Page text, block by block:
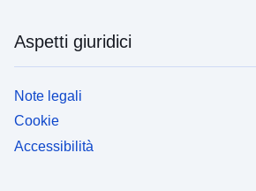
Aspetti giuridici
Note legali
Cookie
Accessibilità